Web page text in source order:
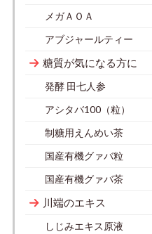
メガＡＯＡ
アブジャールティー
糖質が気になる方に
発酵 田七人参
アシタバ100（粒）
制糖用えんめい茶
国産有機グァバ粒
国産有機グァバ茶
川端のエキス
しじみエキス原液